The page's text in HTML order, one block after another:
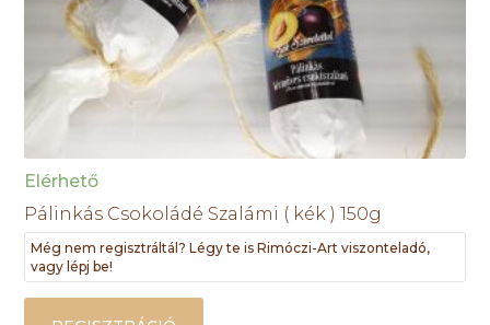
Elérhető
Pálinkás Csokoládé Szalámi ( kék ) 150g
Még nem regisztráltál? Légy te is Rimóczi-Art viszonteladó,
vagy lépj be!